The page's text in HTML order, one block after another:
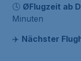
🕓 ØFlugzeit ab
Minuten
✈️ Nächster